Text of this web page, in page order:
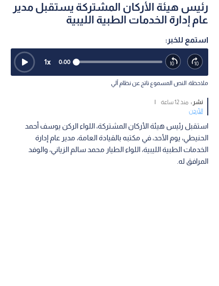
رئيس هيئة الأركان المشتركة يستقبل مدير
عام إدارة الخدمات الطبية الليبية
استمع للخبر:
0:00
1x
ملاحظة: النص المسموع ناتج عن نظام آلي
نشر : منذ 12 ساعة
|
الأردن
استقبل رئيس هيئة الأركان المشتركة، اللواء الركن يوسف أحمد
الحنيطي، يوم الأحد، في مكتبه بالقيادة العامة، مدير عام إدارة
الخدمات الطبية الليبية، اللواء الطيار محمد سالم الزياني، والوفد
المرافق له.